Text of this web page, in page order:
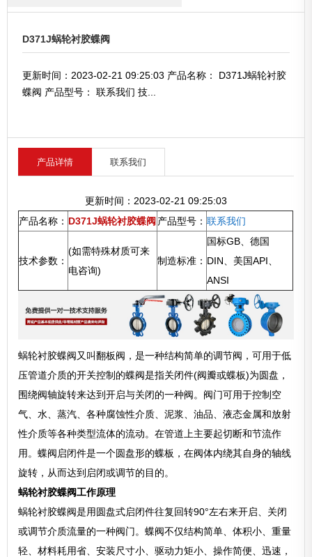
D371J蜗轮衬胶蝶阀
更新时间：2023-02-21 09:25:03 产品名称： D371J蜗轮衬胶
蝶阀 产品型号： 联系我们 技...
产品详情 联系我们
更新时间：2023-02-21 09:25:03
产品名称： D371J蜗轮衬胶蝶阀 产品型号： 联系我们
技术参数：
(如需特殊材质可来
电咨询)
制造标准：
国标GB、德国
DIN、美国API、
ANSI
蜗轮衬胶蝶阀又叫翻板阀，是一种结构简单的调节阀，可用于低
压管道介质的开关控制的蝶阀是指关闭件(阀瓣或蝶板)为圆盘，
围绕阀轴旋转来达到开启与关闭的一种阀。阀门可用于控制空
气、水、蒸汽、各种腐蚀性介质、泥浆、油品、液态金属和放射
性介质等各种类型流体的流动。在管道上主要起切断和节流作
用。蝶阀启闭件是一个圆盘形的蝶板，在阀体内绕其自身的轴线
旋转，从而达到启闭或调节的目的。
蜗轮衬胶蝶阀工作原理
蜗轮衬胶蝶阀是用圆盘式启闭件往复回转90°左右来开启、关闭
或调节介质流量的一种阀门。蝶阀不仅结构简单、体积小、重量
轻、材料耗用省、安装尺寸小、驱动力矩小、操作简便、迅速，